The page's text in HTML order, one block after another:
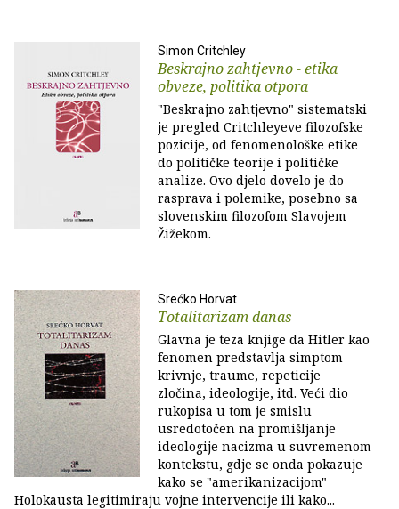
Simon Critchley
Beskrajno zahtjevno - etika
obveze, politika otpora
"Beskrajno zahtjevno" sistematski
je pregled Critchleyeve filozofske
pozicije, od fenomenološke etike
do političke teorije i političke
analize. Ovo djelo dovelo je do
rasprava i polemike, posebno sa
slovenskim filozofom Slavojem
Žižekom.
Srećko Horvat
Totalitarizam danas
Glavna je teza knjige da Hitler kao
fenomen predstavlja simptom
krivnje, traume, repeticije
zločina, ideologije, itd. Veći dio
rukopisa u tom je smislu
usredotočen na promišljanje
ideologije nacizma u suvremenom
kontekstu, gdje se onda pokazuje
kako se "amerikanizacijom"
Holokausta legitimiraju vojne intervencije ili kako...